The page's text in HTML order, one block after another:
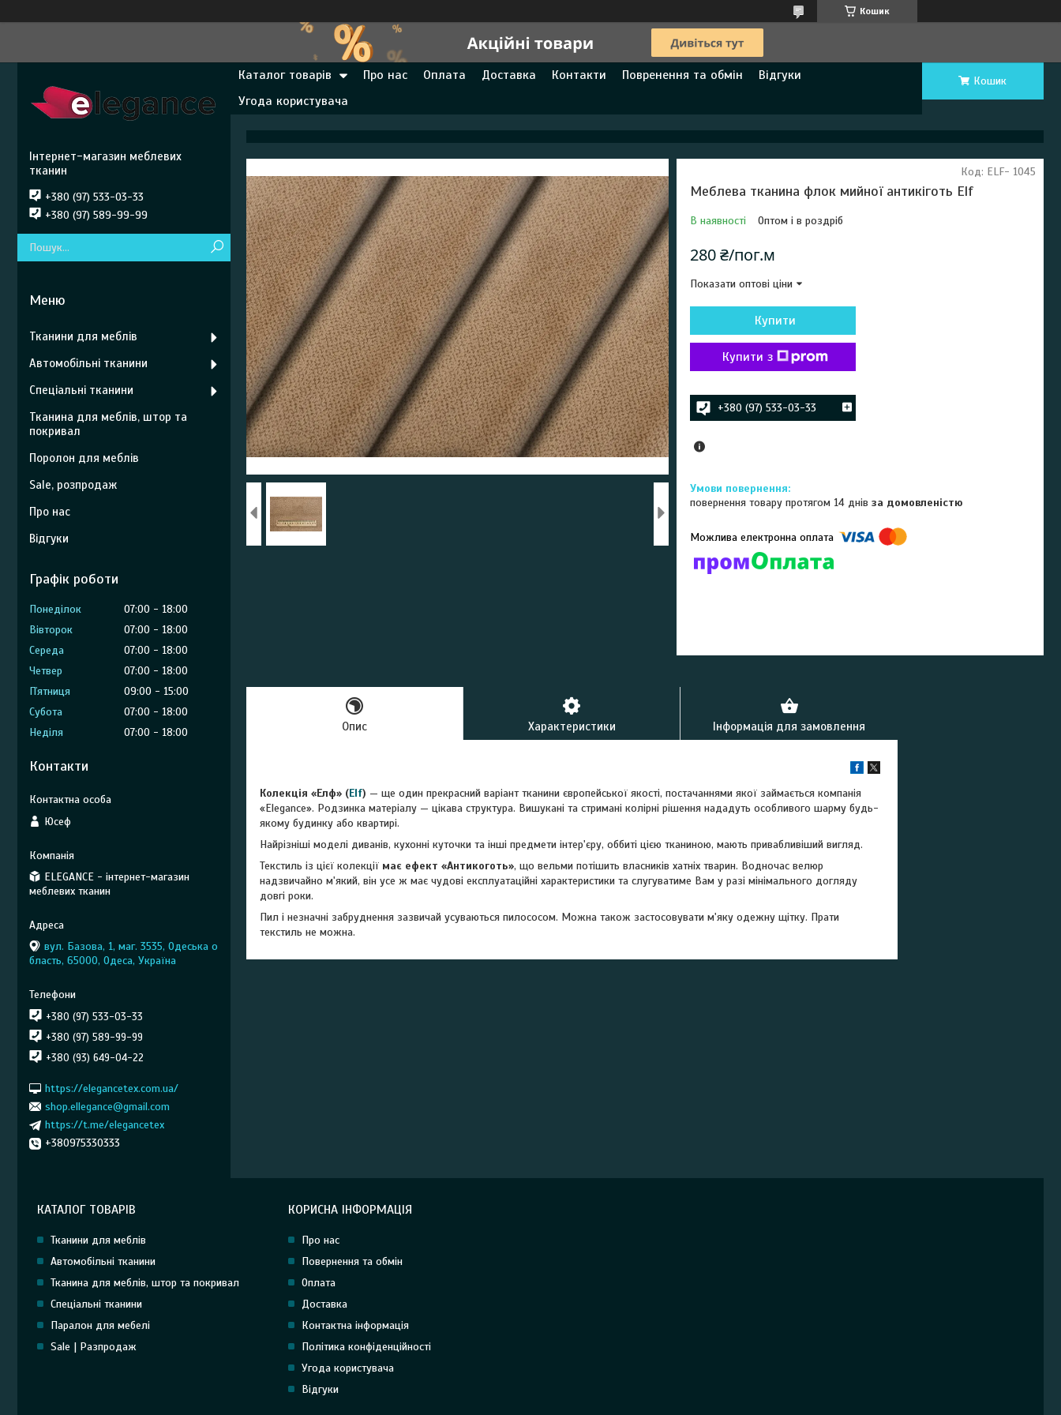
Кошик
Каталог товарів Про нас Оплата Доставка Контакти Повренення та обмін
Відгуки
Угода користувача
Кошик
Меблева тканина флок мийної антикіготь Elf
В наявності Оптом і в роздріб
Код: ELF- 1045
280 ₴/пог.м
Показати оптові ціни
Купити
Купити з
+380 (97) 533-03-33
повернення товару протягом 14 днівза домовленістю
Опис Характеристики Інформація для замовлення
Колекція «Елф» (Elf) — ще один прекрасний варіант тканини європейської якості, постачаннями якої займається компанія
«Elegance». Родзинка матеріалу — цікава структура. Вишукані та стримані колірні рішення нададуть особливого шарму будь-
якому будинку або квартирі.
Найрізніші моделі диванів, кухонні куточки та інші предмети інтер'єру, оббиті цією тканиною, мають привабливіший вигляд.
Текстиль із цієї колекції має ефект «Антикоготь», що вельми потішить власників хатніх тварин. Водночас велюр
надзвичайно м'який, він усе ж має чудові експлуатаційні характеристики та слугуватиме Вам у разі мінімального догляду
довгі роки.
Пил і незначні забруднення зазвичай усуваються пилососом. Можна також застосовувати м'яку одежну щітку. Прати
текстиль не можна.
Інтернет-магазин меблевих
тканин
+380 (97) 533-03-33
+380 (97) 589-99-99
Тканини для меблів
Автомобільні тканини
Спеціальні тканини
Тканина для меблів, штор та
покривал
Поролон для меблів
Sale, розпродаж
Про нас
Відгуки
Графік роботи
Понеділок 07:00
18:00
Вівторок
07:00
18:00
Середа
07:00
18:00
Четвер
07:00
18:00
Пʼятниця
09:00
15:00
Субота
07:00
18:00
Неділя
07:00 18:00
Контакти
Юсеф
ELEGANCE - інтернет-магазин
меблевих тканин
вул. Базова, 1, маг. 3535, Одеська о
бласть, 65000, Одеса, Україна
+380 (97) 533-03-33
+380 (97) 589-99-99
+380 (93) 649-04-22
https://elegancetex.com.ua/
shop.ellegance@gmail.com
https://t.me/elegancetex
+380975330333
КАТАЛОГ ТОВАРІВ
Тканини для меблів
Автомобільні тканини
Тканина для меблів, штор та покривал
Спеціальні тканини
Паралон для мебелі
Sale | Разпродаж
КОРИСНА ІНФОРМАЦІЯ
Про нас
Повернення та обмін
Оплата
Доставка
Контактна інформація
Політика конфіденційності
Угода користувача
Відгуки